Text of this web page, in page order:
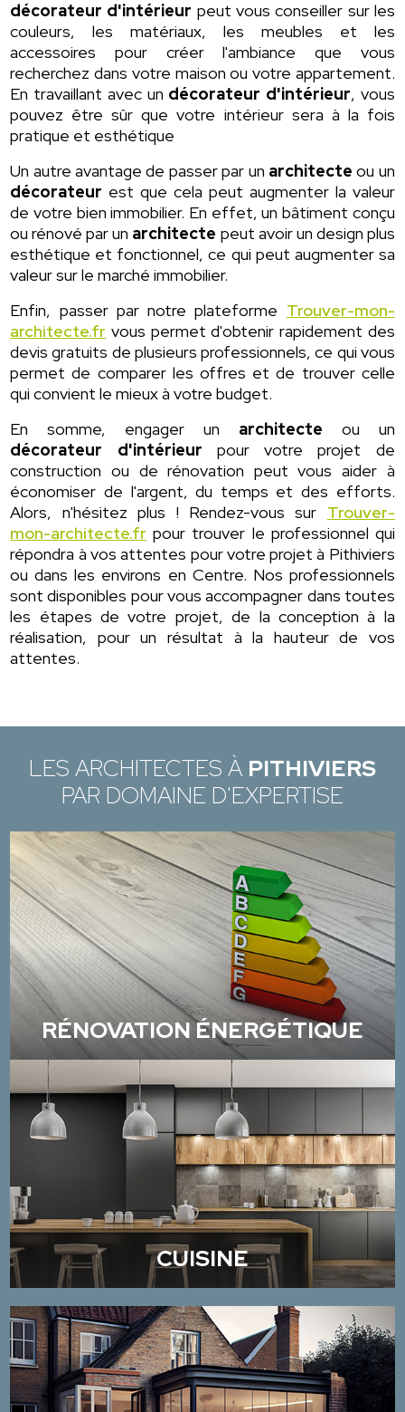
décorateur d'intérieur peut vous conseiller sur les
couleurs, les matériaux, les meubles et les
accessoires pour créer l'ambiance que vous
recherchez dans votre maison ou votre appartement.
En travaillant avec un décorateur d'intérieur, vous
pouvez être sûr que votre intérieur sera à la fois
pratique et esthétique
Un autre avantage de passer par un architecte ou un
décorateur est que cela peut augmenter la valeur
de votre bien immobilier. En effet, un bâtiment conçu
ou rénové par un architecte peut avoir un design plus
esthétique et fonctionnel, ce qui peut augmenter sa
valeur sur le marché immobilier.
Enfin, passer par notre plateforme Trouver-mon-
architecte.fr vous permet d'obtenir rapidement des
devis gratuits de plusieurs professionnels, ce qui vous
permet de comparer les offres et de trouver celle
qui convient le mieux à votre budget.
En somme, engager un architecte ou un
décorateur d'intérieur pour votre projet de
construction ou de rénovation peut vous aider à
économiser de l'argent, du temps et des efforts.
Alors, n'hésitez plus ! Rendez-vous sur Trouver-
mon-architecte.fr pour trouver le professionnel qui
répondra à vos attentes pour votre projet à Pithiviers
ou dans les environs en Centre. Nos professionnels
sont disponibles pour vous accompagner dans toutes
les étapes de votre projet, de la conception à la
réalisation, pour un résultat à la hauteur de vos
attentes.
LES ARCHITECTES À PITHIVIERS
PAR DOMAINE D'EXPERTISE
RÉNOVATION ÉNERGÉTIQUE
CUISINE